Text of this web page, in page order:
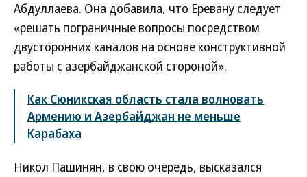
Абдуллаева. Она добавила, что Еревану следует
«решать пограничные вопросы посредством
двусторонних каналов на основе конструктивной
работы с азербайджанской стороной».
Как Сюникская область стала волновать
Армению и Азербайджан не меньше
Карабаха
Никол Пашинян, в свою очередь, высказался